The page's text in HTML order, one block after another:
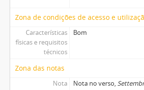
Zona de condições de acesso e
Características
físicas e requisitos
técnicos
Bom
Zona das notas
Nota Nota no verso,